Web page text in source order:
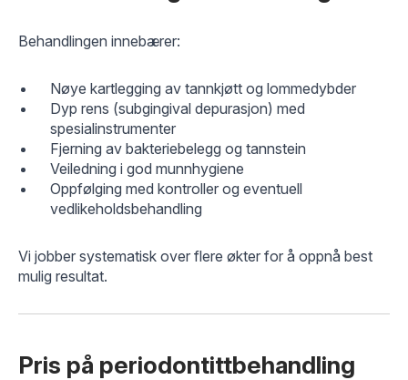
Behandlingen innebærer:
Nøye kartlegging av tannkjøtt og lommedybder
Dyp rens (subgingival depurasjon) med
spesialinstrumenter
Fjerning av bakteriebelegg og tannstein
Veiledning i god munnhygiene
Oppfølging med kontroller og eventuell
vedlikeholdsbehandling
Vi jobber systematisk over flere økter for å oppnå best
mulig resultat.
Pris på periodontittbehandling